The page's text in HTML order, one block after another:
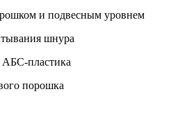
и подвесным уровнем
шнура
пластика
порошка